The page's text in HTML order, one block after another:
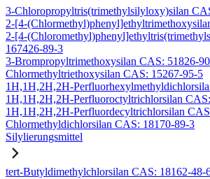
3-Chloropropyltris(trimethylsilyloxy)silan
2-[4-
2-[4-
167426-89-3
3-Brompropyltrimethoxysilan CAS: 51826-
Chlormethyltriethoxysilan CAS: 15267-95-5
1H,1H,2H,2H-
1H,1H,2H,2H-Perfluoroctyltrichlorsilan
1H,1H,2H,2H-Perfluordecyltrichlorsilan
Chlormethyldichlorsilan CAS: 18170-89-3
Silylierungsmittel
tert-Butyldimethylchlorsilan CAS: 18162-48-